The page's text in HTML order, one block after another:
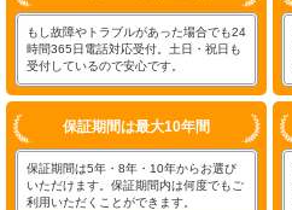
もし故障やトラブルがあった場合でも24
時間365日電話対応受付。土日・祝日も
受付しているので安心です。
保証期間は最大10年間
保証期間は5年・8年・10年からお選び
いただけます。保証期間内は何度でもご
利用いただくことができます。